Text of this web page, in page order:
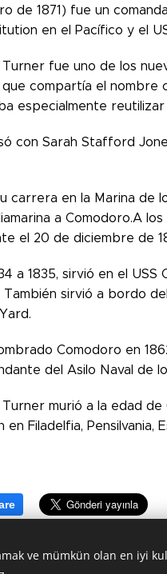
de 1871) fue un
en el Pacífico y el
fue uno de los
que compartía el
especialmente reutilizar
con Sarah Stafford
carrera en la Marina de
a Comodoro.A
el 20 de diciembre de
a 1835, sirvió en el
También sirvió a bordo
Comodoro en
del Asilo Naval de
murió a la edad
en Filadelfia, Pensilvania,
ve mümkün olan en iyi